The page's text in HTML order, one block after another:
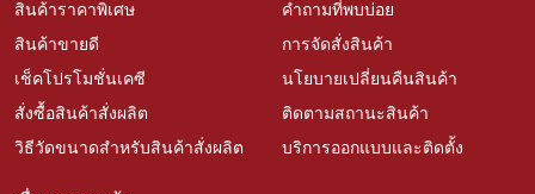
สินค้าราคาพิเศษ
สินค้าขายดี
เช็คโปรโมชั่นเคซี
สั่งซื้อสินค้าสั่งผลิต
วิธีวัดขนาดสำหรับสินค้าสั่งผลิต
คำถามที่พบบ่อย
การจัดสั่งสินค้า
นโยบายเปลี่ยนคืนสินค้า
ติดตามสถานะสินค้า
บริการออกแบบและติดตั้ง